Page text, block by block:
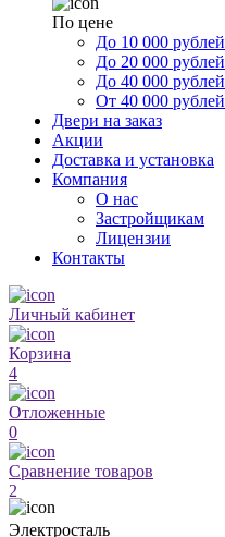
По цене
До 10 000 рублей
До 20 000 рублей
До 40 000 рублей
От 40 000 рублей
Двери на заказ
Акции
Доставка и установка
Компания
О нас
Застройщикам
Лицензии
Контакты
Личный кабинет
Корзина
4
Отложенные
0
Сравнение товаров
2
Электросталь